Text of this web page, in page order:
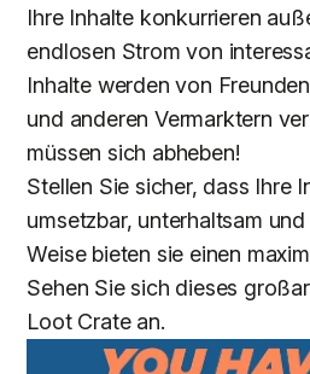
Ihre Inhalte konkurrieren
endlosen Strom von
Inhalte werden von
und anderen Vermarktern
müssen sich abheben!
Stellen Sie sicher, dass Ihre
umsetzbar, unterhaltsam
Weise bieten sie einen
Sehen Sie sich dieses
Loot Crate an.